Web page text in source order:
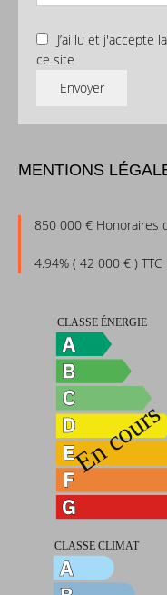
J’ai lu et j'accepte la
ce site
Envoyer
MENTIONS
850 000 € Honoraires
4.94% ( 42 000 € )